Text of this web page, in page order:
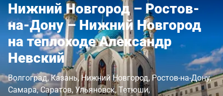
Нижний Новгород – Ростов-
на-Дону – Нижний Новгород
на теплоходе Александр
Невский
Волгоград Казань Нижний Новгород Ростов-на-Дону
Самара Саратов Ульяновск Тетюши